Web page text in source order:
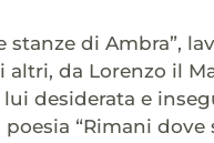
stanze di Ambra”,
altri, da Lorenzo il
desiderata e
“Rimani dove